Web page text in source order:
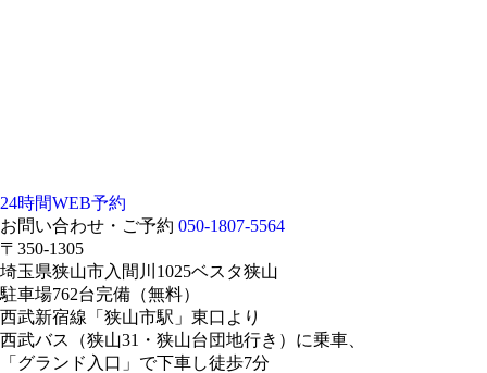
24時間WEB予約
お問い合わせ・ご予約 050-1807-5564
〒350-1305
埼玉県狭山市入間川1025ベスタ狭山
駐車場762台完備（無料）
西武新宿線「狭山市駅」東口より
西武バス（狭山31・狭山台団地行き）に乗車、
「グランド入口」で下車し徒歩7分